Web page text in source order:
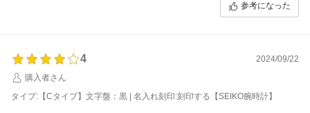
参考になった
4
2024/09/22
購入者さん
タイプ:【Cタイプ】文字盤：黒 | 名入れ刻印:刻印する【SEIKO腕時計】